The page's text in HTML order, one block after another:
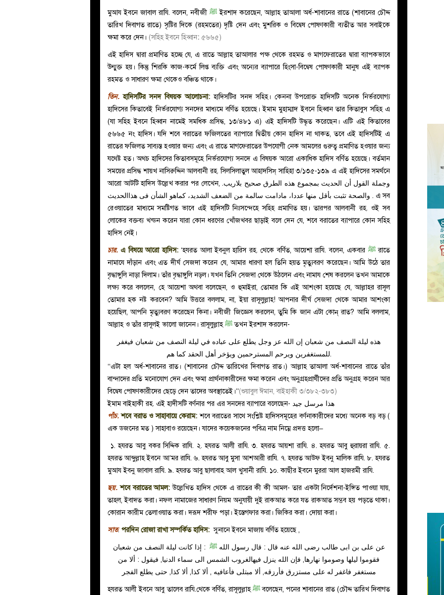
মুআয ইবনে জাবালরাযি. বলেন, নবীজী ﷺ ইরশাদ করেছেন, আল্লাহ তাআলা অর্ধ-শাবানের রাতে (শাবানের চৌদ্দ
তারিখ দিবাগত রাতে) সৃষ্টির দিকে (রহমতের) দৃষ্টি দেন এবং মুশরিক ও বিদ্বেষ পোষণকারী ব্যতীত আর সবাইকে
ক্ষমা করে দেন। (সহিহ ইবনে হিব্বান: ৫৬৬৫)
এই হাদিস দ্বারা প্রমাণিত হচ্ছে যে, এ রাতে আল্লাহ তাআলার পক্ষ থেকে রহমত ও মাগফেরাতের দ্বারা ব্যাপকভাবে
উন্মুক্ত হয়। কিন্তু শিরকি কাজ-কর্মে লিপ্ত ব্যক্তি এবং অন্যের ব্যাপারে হিংসা-বিদ্বেষ পোষণকারী মানুষ এই ব্যাপক
রহমত ও সাধারণ ক্ষমা থেকেও বঞ্চিত থাকে।
তিন. হাদিসটির সনদ বিষয়ক আলোচনা: হাদিসটির সনদ সহিহ। কেননা উপরোক্ত হাদিসটি অনেক নির্ভরযোগ্য
হাদিসের কিতাবেই নির্ভরযোগ্য সনদের মাধ্যমে বর্ণিত হয়েছে। ইমাম মুহাম্মাদ ইবনে হিব্বান তার কিতাবুস সহিহ এ
(যা সহিহ ইবনে হিব্বান নামেই সমধিক প্রসিদ্ধ, ১৩/৪৮১ এ) এই হাদিসটি উদ্ধৃত করেছেন। এটি এই কিতাবের
৫৬৬৫ নং হাদিস। যদি শবে বরাতের ফজিলতের ব্যাপারে দ্বিতীয় কোন হাদিস না থাকত, তবে এই হাদিসটিই এ
রাতের ফজিলত সাব্যস্ত হওয়ার জন্য এবং এ রাতে মাগফেরাতের উপযোগী নেক আমলের গুরুত্ব প্রমাণিত হওয়ার জন্য
যথেষ্ট হত। অথচ হাদিসের কিতাবসমূহে নির্ভরযোগ্য সনদে এ বিষয়ক আরো একাধিক হাদিস বর্ণিত হয়েছে। বর্তমান
সময়ের প্রসিদ্ধ শায়খ নাসিরুদ্দিন আলবানী রহ. সিলসিলাতুল আহাদসিস্ সাহিহা ৩/১৩৫-১৩৯ এ এই হাদিসের সমর্থনে
আরো আটটি হাদিস উল্লেখ করার পর লেখেন, وجملة القول أن الحديث بمجموع هذه الطرق صحيح بلاريب.
والصحة تثبت بأقل منها عددا، مادامت سالمة من الضعف الشديد، كماهو الشأن فى هذاالحديث . এ সব
রেওয়াতের মাধ্যমে সমষ্টিগত ভাবে এই হাদিসটি নিঃসন্দেহে সহিহ প্রমাণিত হয়। তারপর আলবানী রহ. ওই সব
লোকের বক্তব্য খন্ডন করেন যারা কোন ধরণের খোঁজখবর ছাড়াই বলে দেন যে, শবে বরাতের ব্যাপারে কোন সহিহ
হাদিস নেই।
চার. এ বিষয়ে আরো হাদিস: ‘হযরত আলা ইবনুল হারিস রহ. থেকে বর্ণিত, আয়েশারাযি. বলেন, একবার ﷺরাতে
নামাযে দাঁড়ান এবং এত দীর্ঘ সেজদা করেন যে, আমার ধারণা হল তিনি হয়ত মৃত্যুবরণ করেছেন। আমি উঠে তার
বৃদ্ধাঙ্গুলি নাড়া দিলাম। তাঁর বৃদ্ধাঙ্গুলি নড়ল। যখন তিনি সেজদা থেকে উঠলেন এবং নামায শেষ করলেন তখন আমাকে
লক্ষ্য করে বললেন, হে আয়েশা অথবা বলেছেন, ও হুমাইরা, তোমার কি এই আশংকা হয়েছে যে, আল্লাহর রাসূল
তোমার হক নষ্ট করবেন? আমি উত্তরে বললাম, না, ইয়া রাসূলুল্লাহ! আপনার দীর্ঘ সেজদা থেকে আমার আশংকা
হয়েছিল, আপনি মৃত্যুবরণ করেছেন কিনা। নবীজী জিজ্ঞেস করলেন, তুমি কি জান এটা কোন্ রাত? আমি বললাম,
আল্লাহ ও তাঁর রাসূলই ভালো জানেন। রাসূলুল্লাহﷺতখন ইরশাদ করলেন-
هذه ليلة النصف من شعبان إن الله عز وجل يطلع على عباده في ليلة النصف من شعبان فيغفر
للمستغفرين ويرحم المسترحمين ويؤخر أهل الحقد كما هم.
‘‘এটা হল অর্ধ-শাবানের রাত। (শাবানের চৌদ্দ তারিখের দিবাগত রাত।) আল্লাহ তাআলা অর্ধ-শাবানের রাতে তাঁর
বান্দাদের প্রতি মনোযোগ দেন এবং ক্ষমা প্রার্থনাকারীদের ক্ষমা করেন এবং অনুগ্রহপ্রার্থীদের প্রতি অনুগ্রহ করেন আর
বিদ্বেষ পোষণকারীদের ছেড়ে দেন তাদের অবস্থাতেই।’’(শুয়াবুল ঈমান, বাইহাকী ৩/৩৮২-৩৮৩)
ইমাম বাইহাকী রহ. এই হাদীসটি বর্ণনার পর এর সনদের ব্যাপারে বলেছেন- هذا مرسل جيد
পাঁচ. শবে বরাত ও সাহাবায়ে কেরাম: শবে বরাতের সাথে সংশ্লিষ্ট হাদিসসমূহের বর্ণনাকারীদের মধ্যে অনেক বড় বড় (
এক ডজনের মত ) সাহাবাও রয়েছেন। যাদের কয়েকজনের পবিত্র নাম নিম্নে প্রদত্ত হলো–
১. হযরত আবু বকর সিদ্দিকরাযি. ২. হযরত আলীরাযি. ৩. হযরত আয়শারাযি. ৪. হযরত আবু হুরায়রারাযি. ৫.
হযরত আব্দুল্লাহ ইবনে আ’মররাযি.৬. হযরত আবু মুসা আশআরীরাযি. ৭. হযরত আউফ ইবনু মালিকরাযি. ৮. হযরত
মুআয ইবনু জাবালরাযি. ৯. হযরত আবু ছালাবাহ আল খুসানীরাযি. ১০. কাছীর ইবনে মুররা আল হাজরমীরাযি.
ছয়. শবে বরাতের আমল: উল্লেখিত হাদিস থেকে এ রাতের কী কী আমল- তার একটা নির্দেশনা-ইঙ্গিত পাওয়া যায়,
তাহল, ইবাদত করা। নফল নামাজের সাধারণ নিয়ম অনুযায়ী দুই রাকআত করে যত রাকআত সম্ভব হয় পড়তে থাকা।
কোরান কারীম তেলাওয়াত করা। দরূদ শরীফ পড়া। ইস্তেগফার করা। জিকির করা। দোয়া করা।
সাত. পরদিন রোজা রাখা সম্পর্কিত হাদিস: সুনানে ইবনে মাজায় বর্ণিত হয়েছে ,
عن على بن ابى طالب رضى الله عنه قال : قال رسول اللهﷺ : إذا كانت ليلة النصف من شعبان
فقوموا ليلها وصوموا نهارها, فإن الله ينزل فيهالغروب الشمس الى سماء الدنيا, فيقول : ألا من
مستغفر فاغفر له على مستزرق فأرزقه, ألا مبتلى فأعافيه , ألا كذا, ألا كذا, حتى يطلع الفجر
হযরত আলী ইবনে আবু তালেবরাযি.থেকে বর্ণিত, রাসূলুল্লাহﷺবলেছেন, পনের শাবানের রাত (চৌদ্দ তারিখ দিবাগত